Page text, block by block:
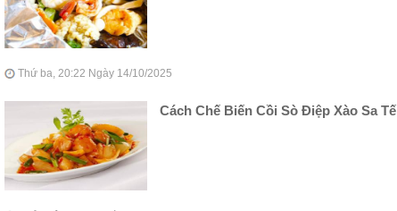
Thứ ba, 20:22 Ngày 14/10/2025
Cách Chế Biến Cồi Sò Điệp Xào Sa Tế